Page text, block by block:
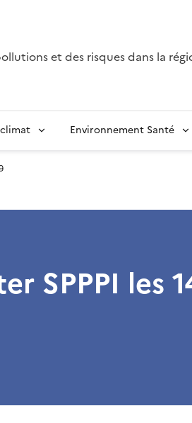
et des risques dans la
Environnement Santé
SPPPI les